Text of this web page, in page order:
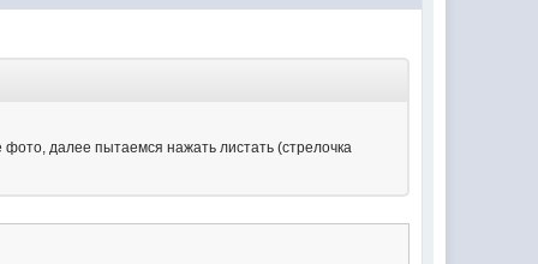
далее пытаемся нажать листать (стрелочка